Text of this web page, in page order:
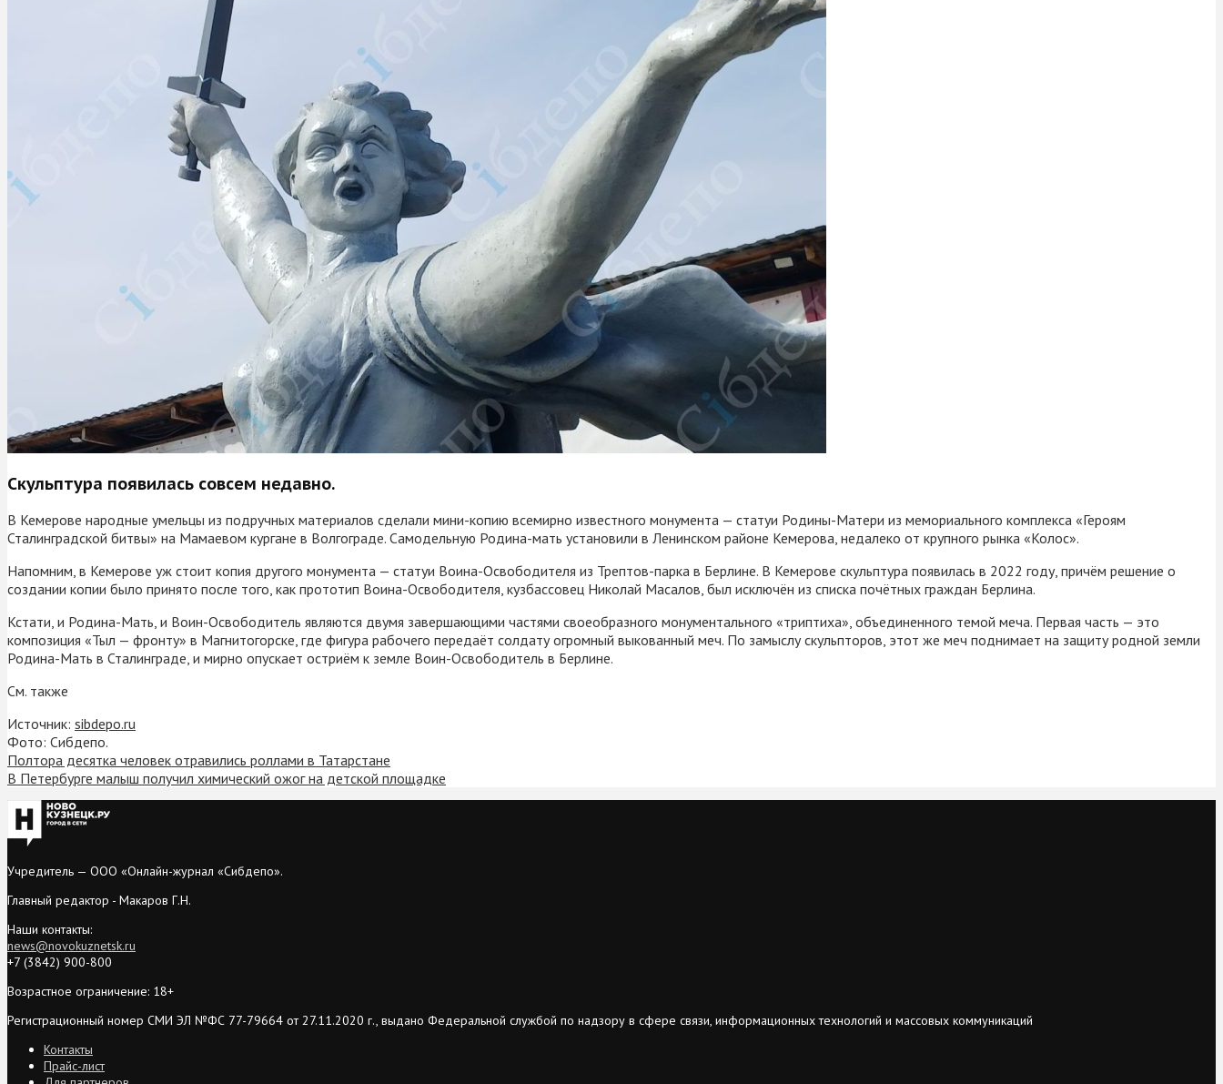
Скульптура появилась совсем недавно.
В Кемерове народные умельцы из подручных материалов сделали мини-копию всемирно известного монумента — статуи Родины-Матери из мемориального комплекса «Героям
Сталинградской битвы» на Мамаевом кургане в Волгограде. Самодельную Родина-мать установили в Ленинском районе Кемерова, недалеко от крупного рынка «Колос».
Напомним, в Кемерове уж стоит копия другого монумента — статуи Воина-Освободителя из Трептов-парка в Берлине. В Кемерове скульптура появилась в 2022 году, причём решение о
создании копии было принято после того, как прототип Воина-Освободителя, кузбассовец Николай Масалов, был исключён из списка почётных граждан Берлина.
Кстати, и Родина-Мать, и Воин-Освободитель являются двумя завершающими частями своеобразного монументального «триптиха», объединенного темой меча. Первая часть — это
композиция «Тыл — фронту» в Магнитогорске, где фигура рабочего передаёт солдату огромный выкованный меч. По замыслу скульпторов, этот же меч поднимает на защиту родной земли
Родина-Мать в Сталинграде, и мирно опускает остриём к земле Воин-Освободитель в Берлине.
См. также
Источник: sibdepo.ru
Фото: Сибдепо.
Полтора десятка человек отравились роллами в Татарстане
В Петербурге малыш получил химический ожог на детской площадке
Учредитель — ООО «Онлайн-журнал «Сибдепо».
Главный редактор - Макаров Г.Н.
Наши контакты:
news@novokuznetsk.ru
+7 (3842) 900-800
Возрастное ограничение: 18+
Регистрационный номер СМИ ЭЛ №ФС 77-79664 от 27.11.2020 г., выдано Федеральной службой по надзору в сфере связи, информационных технологий и массовых коммуникаций
Контакты
Прайс-лист